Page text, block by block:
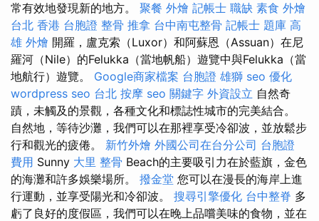
常有效地發現新的地方。 聚餐 外燴 記帳士 職缺 素食 外燴
台北 香港 台胞證 整骨 推拿 台中南屯整骨 記帳士 題庫 高
雄 外燴 開羅，盧克索（Luxor）和阿蘇恩（Assuan）在尼
羅河（Nile）的Felukka（當地帆船）遊覽中與Felukka（當
地航行）遊覽。 Google商家檔案 台胞證 雄獅 seo 優化
wordpress seo 台北 按摩 seo 關鍵字 外資設立 自然奇
蹟，未觸及的景觀，各種文化和標誌性城市的完美結合。
自然地，等待沙灘，我們可以在那裡享受冷卻波，並放鬆步
行和觀光的疲倦。 新竹外燴 外國公司在台分公司 台胞證
費用 Sunny 大里 整骨 Beach的主要吸引力在於藍旗，金色
的海灘和許多娛樂場所。 撥金堂 您可以在漫長的海岸上進
行運動，並享受陽光和冷卻波。 搜尋引擎優化 台中整脊 多
虧了良好的度假區，我們可以在晚上品嚐美味的食物，並在